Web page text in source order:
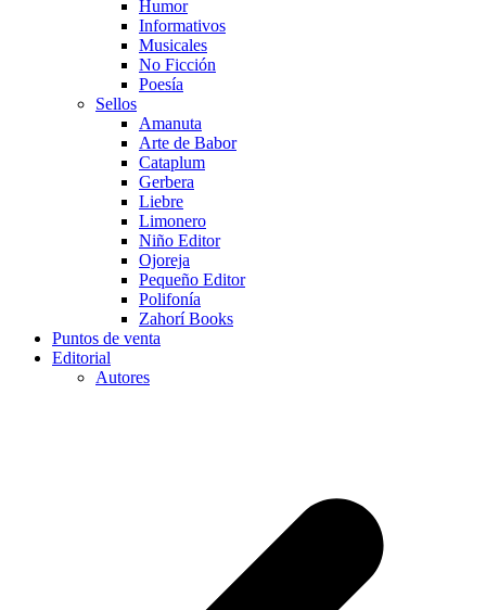
Humor
Informativos
Musicales
No Ficción
Poesía
Sellos
Amanuta
Arte de Babor
Cataplum
Gerbera
Liebre
Limonero
Niño Editor
Ojoreja
Pequeño Editor
Polifonía
Zahorí Books
Puntos de venta
Editorial
Autores